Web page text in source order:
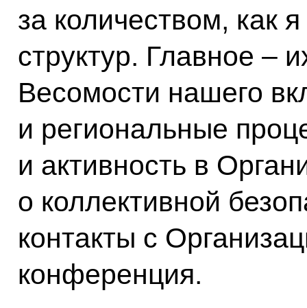
за количеством, как
структур. Главное –
Весомости нашего
и региональные
и активность в
о коллективной
контакты с
конференция.